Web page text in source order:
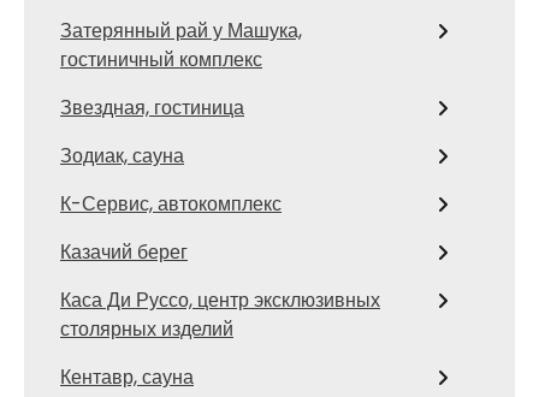
Затерянный рай у Машука,
гостиничный комплекс
Звездная, гостиница
Зодиак, сауна
К-Сервис, автокомплекс
Казачий берег
Каса Ди Руссо, центр эксклюзивных
столярных изделий
Кентавр, сауна